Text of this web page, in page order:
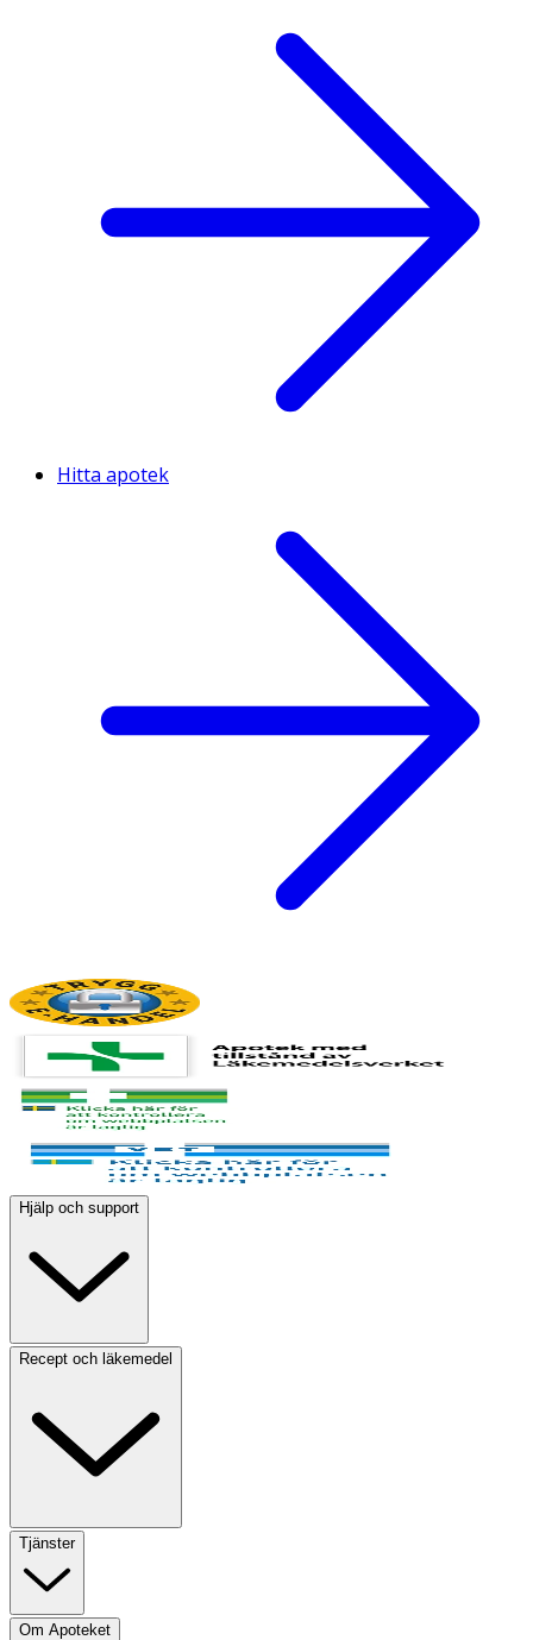
Hitta apotek
Hjälp och support
Recept och läkemedel
Tjänster
Om Apoteket